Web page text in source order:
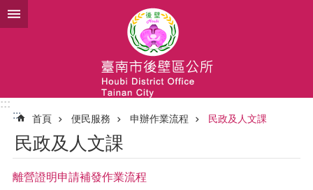
跳到主要內容區塊
:::
:::
首頁 便民服務 申辦作業流程 民政及人文課
民政及人文課
離營證明申請補發作業流程